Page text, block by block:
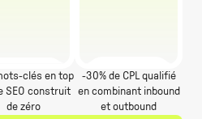
clés en top
SEO construit
de zéro
-30% de CPL qualifié
en combinant inbound
et outbound